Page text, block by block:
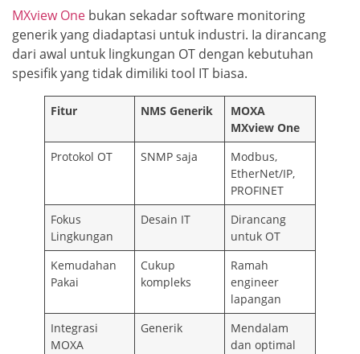
MXview One bukan sekadar software monitoring
generik yang diadaptasi untuk industri. Ia dirancang
dari awal untuk lingkungan OT dengan kebutuhan
spesifik yang tidak dimiliki tool IT biasa.
Fitur NMS Generik
MOXA
MXview One
Protokol OT
SNMP saja
Modbus,
EtherNet/IP,
PROFINET
Fokus
Lingkungan
Desain IT
Dirancang
untuk OT
Kemudahan
Pakai
Cukup
kompleks
Ramah
engineer
lapangan
Integrasi
MOXA
Generik
Mendalam
dan optimal